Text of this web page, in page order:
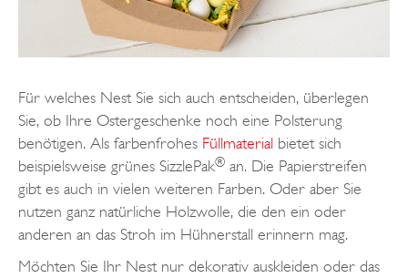
Für welches Nest Sie sich auch entscheiden, überlegen
Sie, ob Ihre Ostergeschenke noch eine Polsterung
benötigen. Als farbenfrohes Füllmaterial bietet sich
beispielsweise grünes SizzlePak® an. Die Papierstreifen
gibt es auch in vielen weiteren Farben. Oder aber Sie
nutzen ganz natürliche Holzwolle, die den ein oder
anderen an das Stroh im Hühnerstall erinnern mag.
Möchten Sie Ihr Nest nur dekorativ auskleiden oder das